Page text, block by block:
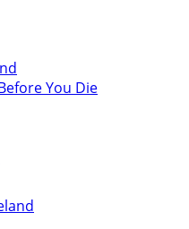
You Die